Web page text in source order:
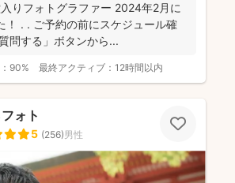
りフォトグラファー 2024年2月に
！ . . ご予約の前にスケジュール確
問する」ボタンから...
90% 最終アクティブ： 12時間以内
ォト
5 (256)男性